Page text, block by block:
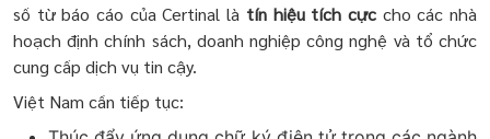
số từ báo cáo của Certinal là tín hiệu tích cựccho các nhà
hoạch định chính sách, doanh nghiệp công nghệ và tổ chức
cung cấp dịch vụ tin cậy.
Việt Nam cần tiếp tục: